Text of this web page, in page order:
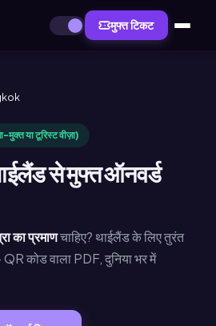
मुफ्त टिकट
या टूरिस्ट वीज़ा)
से मुफ्त ऑनवर्ड
का प्रमाणचाहिए? थाईलैंड के लिए तुरंत
QR कोड वाला PDF, दुनिया भर में